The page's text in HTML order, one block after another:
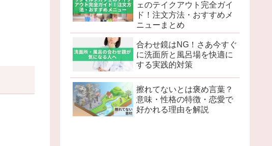
ェのテイクアウト完全ガイ
ド！注文方法・おすすめメ
ニューまとめ
合わせ鏡はNG！さあ今すぐ
に洗面所と風呂場を快適に
する実践的対策
擦れてないとは褒め言葉？
意味・性格の特徴・恋愛で
好かれる理由を解説